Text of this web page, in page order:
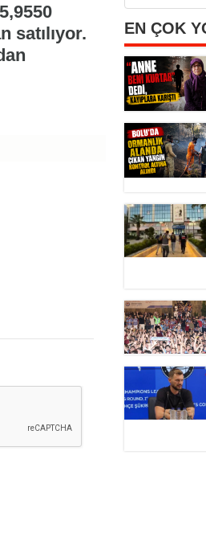
satılıyor.
EN ÇOK